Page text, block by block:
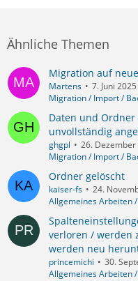
Ähnliche Themen
Migration auf
Martens
7. Juni
Migration / Import /
Daten und
unvollständig
ghgpl
26.
Migration / Import /
Ordner gelöscht
kaiser-fs
24.
Allgemeines Arbeiten
verloren / werden
werden neu
princemichi
30.
Allgemeines Arbeiten